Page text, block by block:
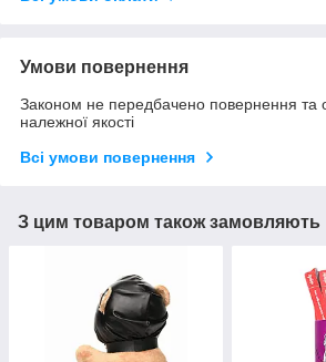
Умови повернення
Законом не передбачено повернення та
належної якості
Всі умови повернення
З цим товаром також замовляють